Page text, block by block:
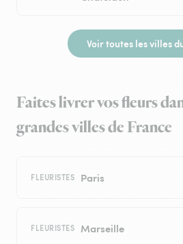
Voir toutes les villes
Faites livrer vos fleurs
grandes villes de France
FLEURISTES Paris
FLEURISTES Marseille